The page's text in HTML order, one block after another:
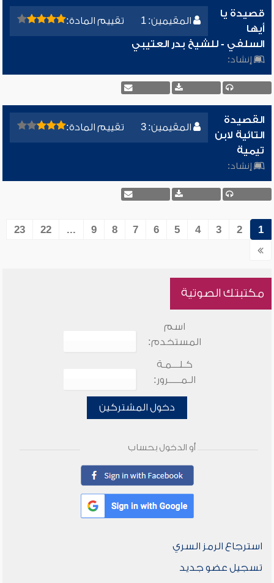
المقيمين: 1 تقييم المادة:
قصيدة يا
أيها
السلفي - للشيخ بدر العتيبي
إنشاد:
المقيمين: 3 تقييم المادة:
القصيدة
التائية لابن
تيمية
إنشاد:
1
2
3
4
5
6
7
8
9
...
22
23
مكتبتك الصوتية
اسم
المستخدم:
كـلـــمـة
الـمـــــرور:
دخول المشتركين
أو الدخول بحساب
استرجاع الرمز السري
تسجيل عضو جديد